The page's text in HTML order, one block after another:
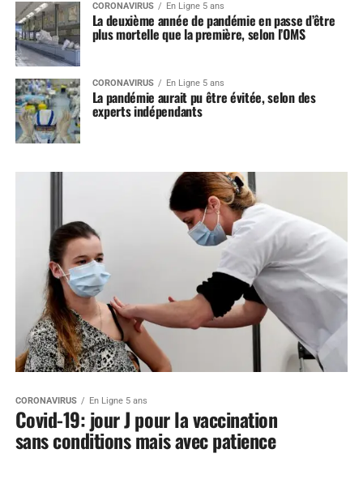
CORONAVIRUS En Ligne 5 ans
La deuxième année de pandémie en passe d’être
plus mortelle que la première, selon l’OMS
CORONAVIRUS En Ligne 5 ans
La pandémie aurait pu être évitée, selon des
experts indépendants
CORONAVIRUS En Ligne 5 ans
Covid-19: jour J pour la vaccination
sans conditions mais avec patience